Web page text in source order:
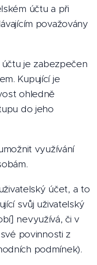
účtu a při
považovány
je zabezpečen
Kupující je
ohledně
do jeho
využívání
účet, a to
svůj uživatelský
nevyužívá, či v
povinnosti z
podmínek).